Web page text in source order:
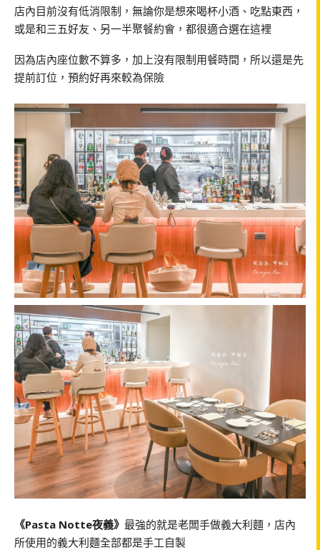
店內目前沒有低消限制，無論你是想來喝杯小酒、吃點東西，
或是和三五好友、另一半聚餐約會，都很適合選在這裡
因為店內座位數不算多，加上沒有限制用餐時間，所以還是先
提前訂位，預約好再來較為保險
《Pasta Notte夜義》 最強的就是老闆手做義大利麵，店內
所使用的義大利麵全部都是手工自製